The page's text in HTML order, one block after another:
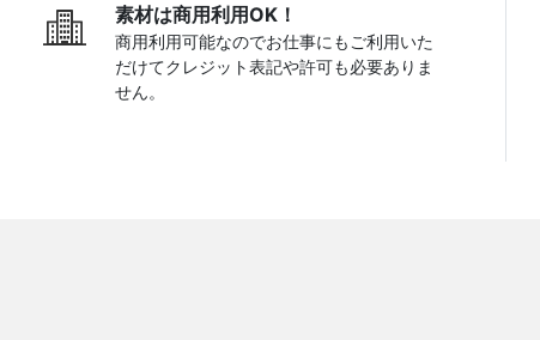
素材は商用利用OK！
商用利用可能なのでお仕事にもご利用いた
だけてクレジット表記や許可も必要ありま
せん。